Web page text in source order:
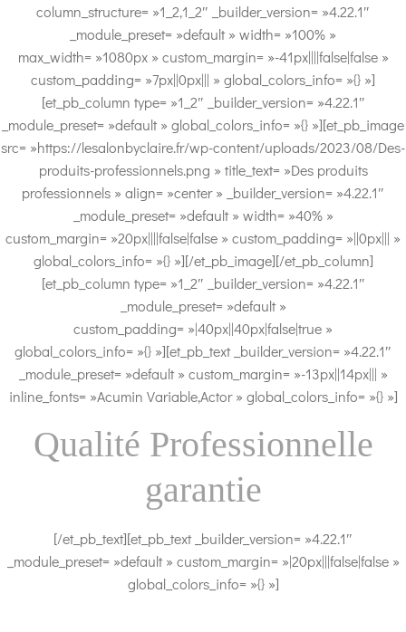
column_structure= »1_2,1_2″ _builder_version= »4.22.1″
_module_preset= »default » width= »100% »
max_width= »1080px » custom_margin= »-41px||||false|false »
custom_padding= »7px||0px||| » global_colors_info= »{} »]
[et_pb_column type= »1_2″ _builder_version= »4.22.1″
_module_preset= »default » global_colors_info= »{} »][et_pb_image
src= »https://lesalonbyclaire.fr/wp-content/uploads/2023/08/Des-
produits-professionnels.png » title_text= »Des produits
professionnels » align= »center » _builder_version= »4.22.1″
_module_preset= »default » width= »40% »
custom_margin= »20px||||false|false » custom_padding= »||0px||| »
global_colors_info= »{} »][/et_pb_image][/et_pb_column]
[et_pb_column type= »1_2″ _builder_version= »4.22.1″
_module_preset= »default »
custom_padding= »|40px||40px|false|true »
global_colors_info= »{} »][et_pb_text _builder_version= »4.22.1″
_module_preset= »default » custom_margin= »-13px||14px||| »
inline_fonts= »Acumin Variable,Actor » global_colors_info= »{} »]
Qualité Professionnelle
garantie
[/et_pb_text][et_pb_text _builder_version= »4.22.1″
_module_preset= »default » custom_margin= »|20px|||false|false »
global_colors_info= »{} »]